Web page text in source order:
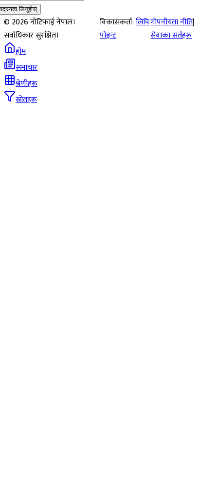
लिनुहोस्
©2026नोटिफाई नेपाल।
सर्वाधिकार सुरक्षित।
विकासकर्ता:लिपि
पोइन्ट
गोपनीयता नीति|
सेवाका सर्तहरू
होम
समाचार
श्रेणीहरू
स्रोतहरू